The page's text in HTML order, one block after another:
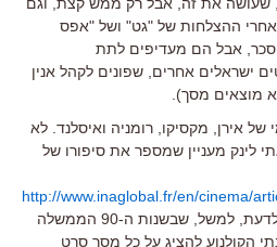
שעושה את זה, אבל רק ממש קצת, וגם
אחרי ההצלחות של "גט" ושל "אפס
אבל הם מעדיפים לתת
ישראלים אחרים, שפונים לקהל אנין
מוצאים מסך).
אירן, מקסיקו, רומניה ואיסלנד. לא
לינק מעניין שמספר את סיפורו של
http://www.inaglobal.fr/en/cinema/
). כדאי לדעת, למשל, שבשנות ה-90 הממשלה
הקולנוע להציג על כל מסך סרט